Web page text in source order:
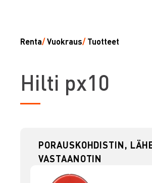
Renta/Vuokraus/ Tuotteet
Hilti px10
PORAUSKOHDISTIN,
VASTAANOTIN